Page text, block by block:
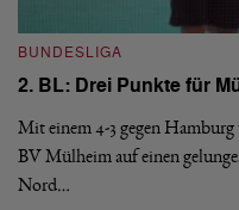
BUNDESLIGA
2. BL: Drei Punkte für
Mit einem 4-3 gegen Hamburg
BV Mülheim auf einen
Nord…